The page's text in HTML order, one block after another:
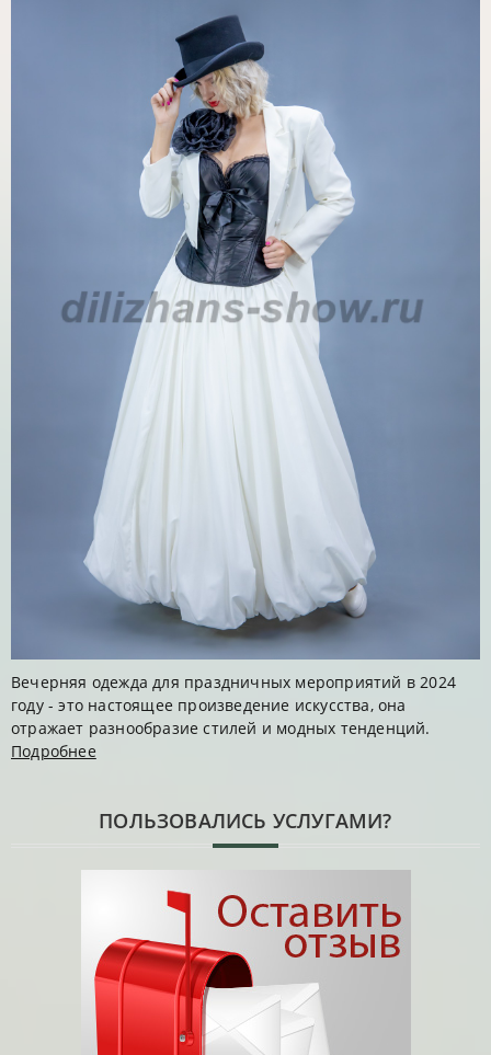
Вечерняя одежда для праздничных мероприятий в 2024
году - это настоящее произведение искусства, она
отражает разнообразие стилей и модных тенденций.
Подробнее
ПОЛЬЗОВАЛИСЬ УСЛУГАМИ?